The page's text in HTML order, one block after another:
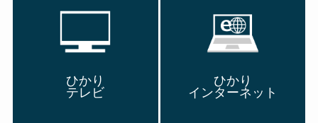
ひかり
テレビ
ひかり
インターネット